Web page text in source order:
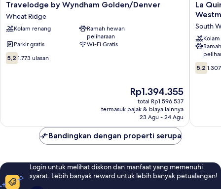
Travelodge
by
Wyndham
Golden/Denver
Ridge
Travelodge by Wyndham Golden/Denver
Wheat Ridge
Kolam renang
Ramah hewan
peliharaan
Parkir gratis
Wi-Fi Gratis
5.2
dari
5,2 1.773 ulasan
Harga
sekarang
Rp1.394.355
Rp1.394.355
total Rp1.596.537
termasuk pajak & biaya lainnya
23 Agu - 24 Agu
La
Quinta
by
Denver
South
La
South
5.2
dari
5,2
Bandingkan dengan properti serupa
Login untuk melihat diskon dan manfaat yang memenuhi
syarat. Lebih banyak reward untuk lebih banyak petualangan!